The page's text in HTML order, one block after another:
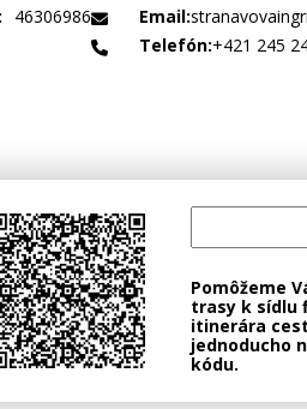
46306986 Email:
Telefón:+421 245
Pomôžeme
trasy k sídlu
itinerára
jednoducho
kódu.